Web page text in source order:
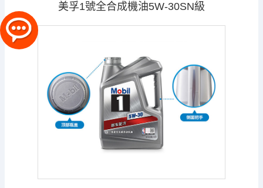
美孚1號全合成機油5W-30SN級